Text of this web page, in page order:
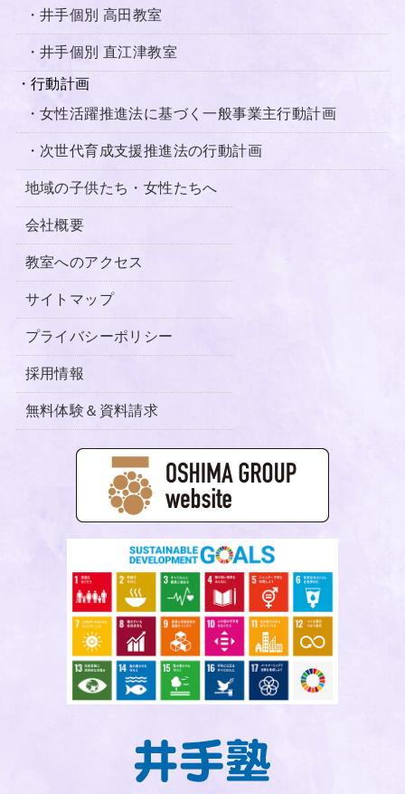
・井手個別 高田教室
・井手個別 直江津教室
・行動計画
・女性活躍推進法に基づく一般事業主行動計画
・次世代育成支援推進法の行動計画
地域の子供たち・女性たちへ
会社概要
教室へのアクセス
サイトマップ
プライバシーポリシー
採用情報
無料体験＆資料請求